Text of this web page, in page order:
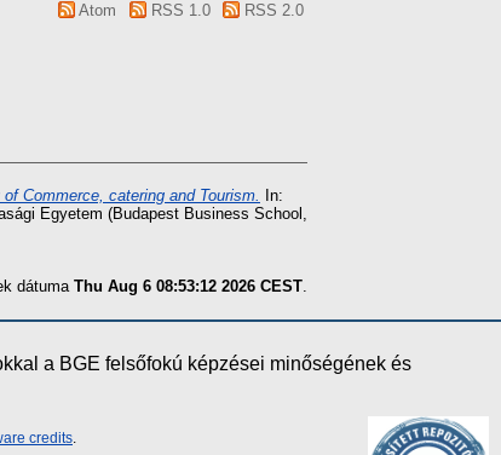
Atom RSS 1.0
RSS 2.0
Commerce, catering and Tourism.
In:
Egyetem (Budapest Business School,
dátuma Thu Aug 6 08:53:12 2026 CEST.
a BGE felsőfokú képzései minőségének és
credits